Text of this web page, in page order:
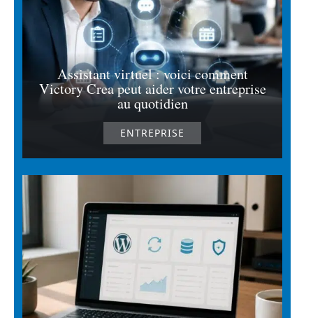
Assistant virtuel : voici comment
Victory Crea peut aider votre entreprise
au quotidien
ENTREPRISE